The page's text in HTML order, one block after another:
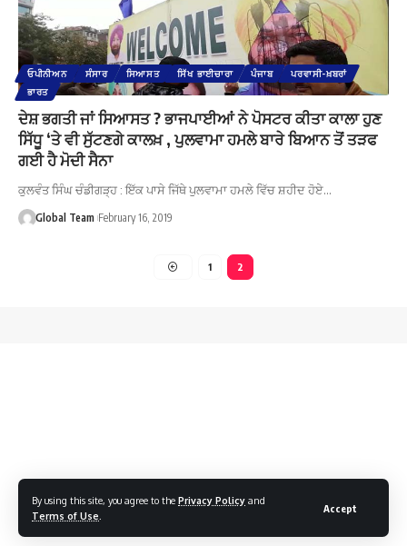
By using this site, you agree to the Privacy Policy and
Terms of Use
Accept
ਓਪੀਨੀਅਨ ਸੰਸਾਰ ਸਿਆਸਤ ਸਿੱਖ ਭਾਈਚਾਰਾ ਪੰਜਾਬ
ਪਰਵਾਸੀ-ਖ਼ਬਰਾਂ
ਭਾਰਤ
ਦੇਸ਼ ਭਗਤੀ ਜਾਂ ਸਿਆਸਤ ? ਭਾਜਪਾਈਆਂ ਨੇ ਪੋਸਟਰ ਕੀਤਾ ਕਾਲਾ ਹੁਣ
ਸਿੱਧੂ ‘ਤੇ ਵੀ ਸੁੱਟਣਗੇ ਕਾਲਖ਼ , ਪੁਲਵਾਮਾ ਹਮਲੇ ਬਾਰੇ ਬਿਆਨ ਤੋਂ ਤੜਫ
ਗਈ ਹੈ ਮੋਦੀ ਸੈਨਾ
ਕੁਲਵੰਤ ਸਿੰਘ ਚੰਡੀਗੜ੍ਹ : ਇੱਕ ਪਾਸੇ ਜਿੱਥੇ ਪੁਲਵਾਮਾ ਹਮਲੇ ਵਿੱਚ ਸ਼ਹੀਦ ਹੋਏ…
Global Team February 16, 2019
1 2